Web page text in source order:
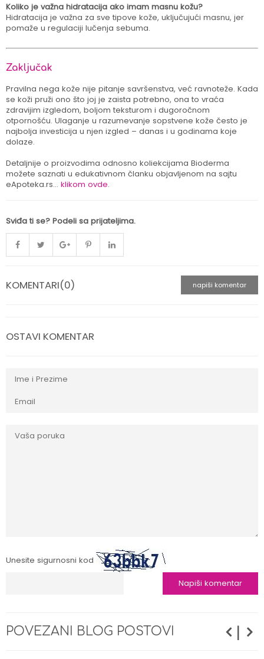
Koliko je važna hidratacija ako imam masnu kožu?
Hidratacija je važna za sve tipove kože, uključujući masnu, jer
pomaže u regulaciji lučenja sebuma.
Zaključak
Pravilna nega kože nije pitanje savršenstva, već ravnoteže. Kada
se koži pruži ono što joj je zaista potrebno, ona to vraća
zdravijim izgledom, boljom teksturom i dugoročnom
otpornošću. Ulaganje u razumevanje sopstvene kože često je
najbolja investicija u njen izgled – danas i u godinama koje
dolaze.
Detaljnije o proizvodima odnosno koliekcijama Bioderma
možete saznati u edukativnom članku objavljenom na sajtu
eApoteka.rs... klikom ovde.
Sviđa ti se? Podeli sa prijateljima.
KOMENTARI(0) napiši komentar
OSTAVI KOMENTAR
Unesite sigurnosni kod
POVEZANI BLOG POSTOVI |